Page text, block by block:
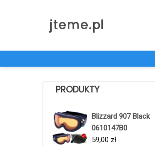
jteme.pl
PRODUKTY
Blizzard 907 Black
0610147B0
59,00 zł